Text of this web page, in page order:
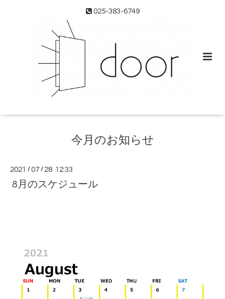
025-383-6749
今月のお知らせ
2021 /07 / 28 12:33
8月のスケジュール